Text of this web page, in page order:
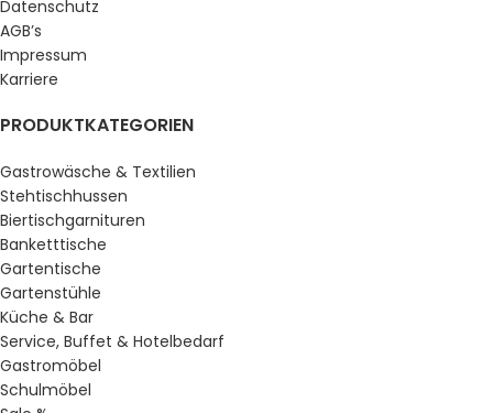
Datenschutz
AGB’s
Impressum
Karriere
PRODUKTKATEGORIEN
Gastrowäsche & Textilien
Stehtischhussen
Biertischgarnituren
Banketttische
Gartentische
Gartenstühle
Küche & Bar
Service, Buffet & Hotelbedarf
Gastromöbel
Schulmöbel